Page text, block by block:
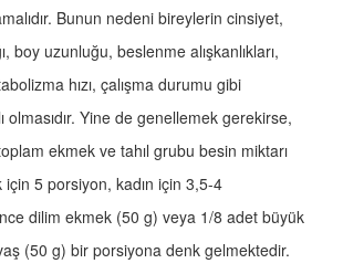
Bunun nedeni bireylerin cinsiyet,
boy uzunluğu, beslenme alışkanlıkları,
hızı, çalışma durumu gibi
olmasıdır. Yine de genellemek gerekirse,
ekmek ve tahıl grubu besin miktarı
5 porsiyon, kadın için 3,5-4
dilim ekmek (50 g) veya 1/8 adet büyük
(50 g) bir porsiyona denk gelmektedir.